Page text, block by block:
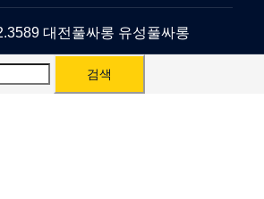
대전풀싸롱 유성풀싸롱